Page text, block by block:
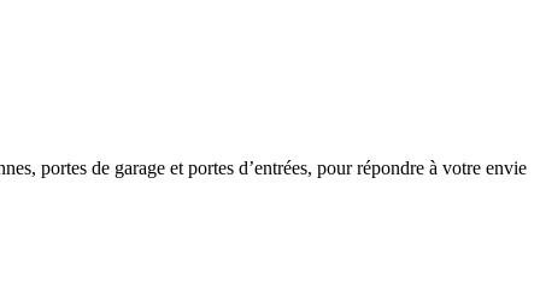
portes de garage et portes d’entrées, pour répondre à votre envie